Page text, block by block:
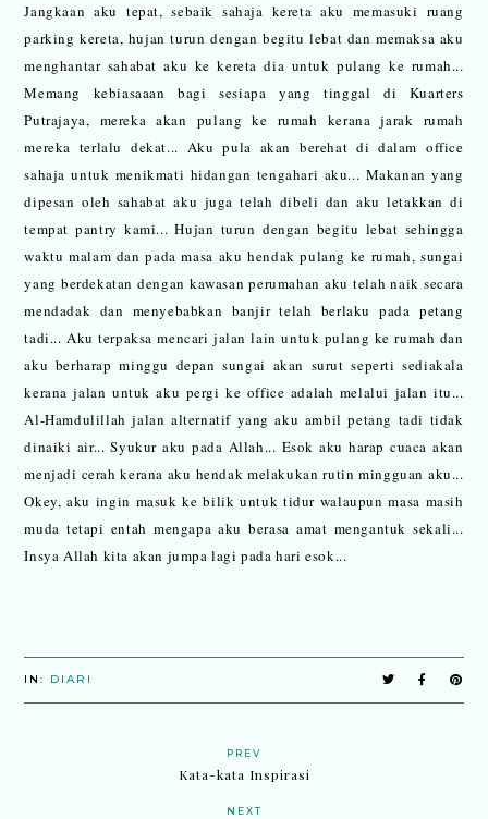
Jangkaan aku tepat, sebaik sahaja kereta aku memasuki ruang
parking kereta, hujan turun dengan begitu lebat dan memaksa aku
menghantar sahabat aku ke kereta dia untuk pulang ke rumah...
Memang kebiasaaan bagi sesiapa yang tinggal di Kuarters
Putrajaya, mereka akan pulang ke rumah kerana jarak rumah
mereka terlalu dekat... Aku pula akan berehat di dalam office
sahaja untuk menikmati hidangan tengahari aku... Makanan yang
dipesan oleh sahabat aku juga telah dibeli dan aku letakkan di
tempat pantry kami... Hujan turun dengan begitu lebat sehingga
waktu malam dan pada masa aku hendak pulang ke rumah, sungai
yang berdekatan dengan kawasan perumahan aku telah naik secara
mendadak dan menyebabkan banjir telah berlaku pada petang
tadi... Aku terpaksa mencari jalan lain untuk pulang ke rumah dan
aku berharap minggu depan sungai akan surut seperti sediakala
kerana jalan untuk aku pergi ke office adalah melalui jalan itu...
Al-Hamdulillah jalan alternatif yang aku ambil petang tadi tidak
dinaiki air... Syukur aku pada Allah... Esok aku harap cuaca akan
menjadi cerah kerana aku hendak melakukan rutin mingguan aku...
Okey, aku ingin masuk ke bilik untuk tidur walaupun masa masih
muda tetapi entah mengapa aku berasa amat mengantuk sekali...
Insya Allah kita akan jumpa lagi pada hari esok...
IN: DIARI
PREV
Kata-kata Inspirasi
NEXT